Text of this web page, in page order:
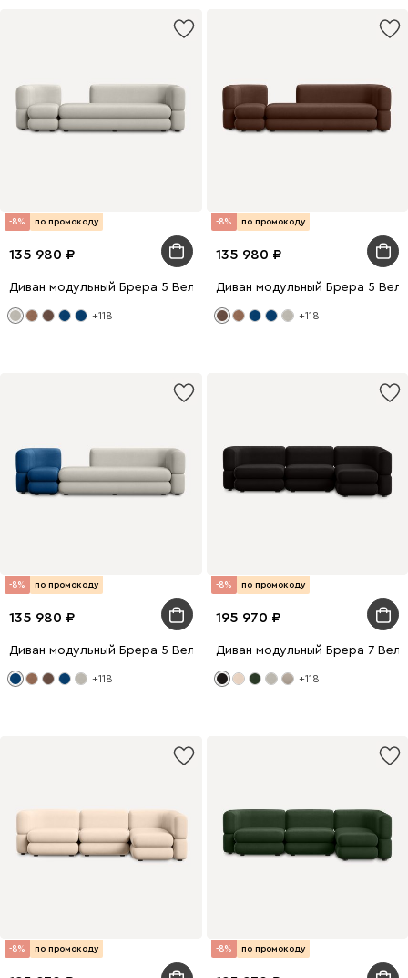
-8% по промокоду
135 980
Диван модульный Брера 5 Велюр Светло-серый
+118
-8% по промокоду
135 980
Диван модульный Брера 5
+118
-8% по промокоду
135 980
Диван модульный Брера 5 Велюр Светло-серый/Синий
+118
-8% по промокоду
195 970
Диван модульный Брера 7
+118
-8% по промокоду -8% по промокоду